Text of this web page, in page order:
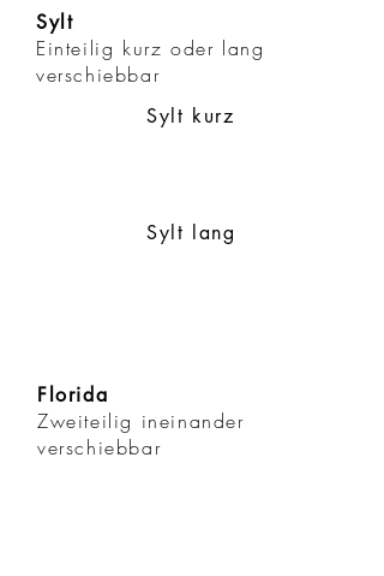
Sylt
Einteilig kurz oder lang
verschiebbar
Sylt kurz
Sylt lang
Florida
Zweiteilig ineinander
verschiebbar